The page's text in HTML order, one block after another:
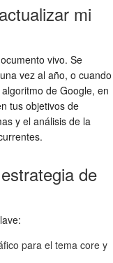
mi
vivo. Se
vez al año, o cuando
de Google, en
tus objetivos de
y el análisis de la
de
para el tema core y